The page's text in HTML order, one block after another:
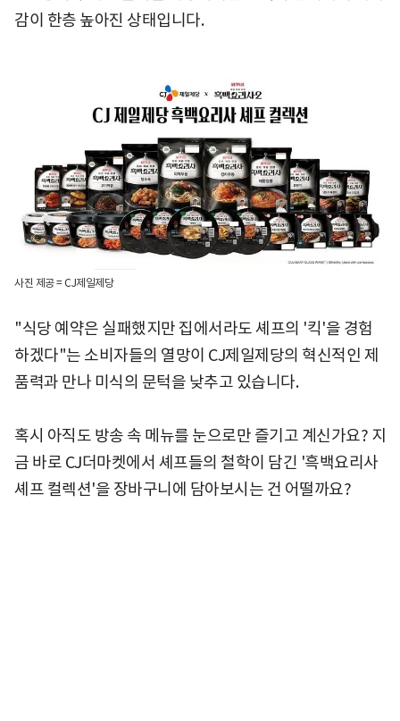
감이 한층 높아진 상태입니다.
사진 제공 = CJ제일제당
"식당 예약은 실패했지만 집에서라도 셰프의 '킥'을 경험
하겠다"는 소비자들의 열망이 CJ제일제당의 혁신적인 제
품력과 만나 미식의 문턱을 낮추고 있습니다.
혹시 아직도 방송 속 메뉴를 눈으로만 즐기고 계신가요? 지
금 바로 CJ더마켓에서 셰프들의 철학이 담긴 '흑백요리사
셰프 컬렉션'을 장바구니에 담아보시는 건 어떨까요?